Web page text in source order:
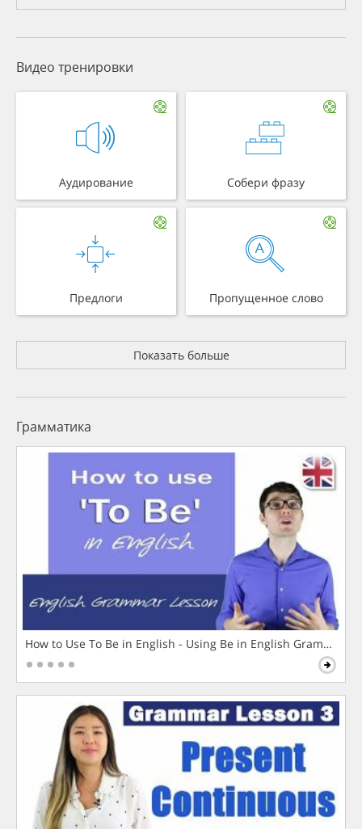
Видео тренировки
Аудирование Собери фразу
Предлоги Пропущенное слово
Показать больше
Грамматика
How to Use To Be in English - Using Be in English Grammar